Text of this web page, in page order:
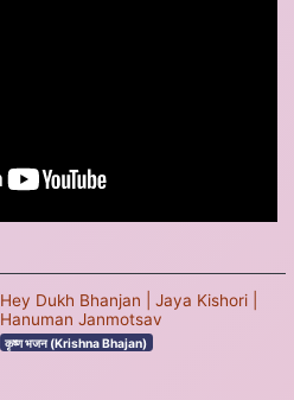
Hey Dukh Bhanjan | Jaya Kishori |
Hanuman Janmotsav
कृष्ण भजन (Krishna Bhajan)